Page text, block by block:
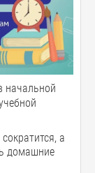
начальной
а
домашние